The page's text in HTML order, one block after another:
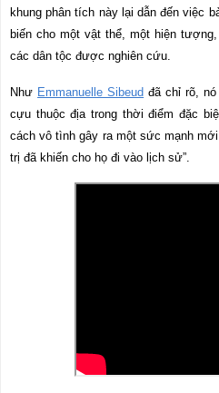
khung phân tích này lại dẫn đến việc
biến cho một vật thể, một hiện
các dân tộc được nghiên cứu.
Như Emmanuelle Sibeud đã chỉ rõ,
cựu thuộc địa trong thời điểm đặc
cách vô tình gây ra một sức mạnh
trị đã khiến cho họ đi vào lịch sử”.